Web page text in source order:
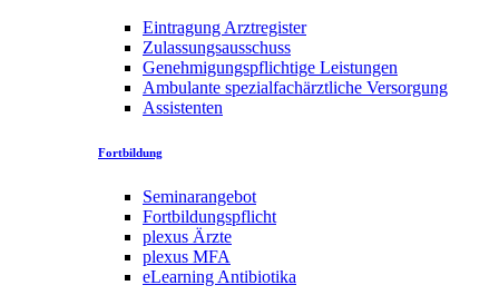
Eintragung Arztregister
Zulassungsausschuss
Genehmigungspflichtige Leistungen
Ambulante spezialfachärztliche Versorgung
Assistenten
Fortbildung
Seminarangebot
Fortbildungspflicht
plexus Ärzte
plexus MFA
eLearning Antibiotika